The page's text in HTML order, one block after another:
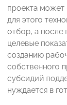
проекта может
для этого
отбор, а после
целевые
созданию
собственного
субсидий
нуждается в